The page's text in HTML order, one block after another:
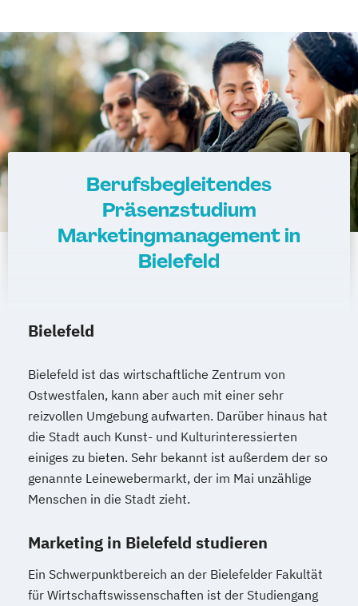
Berufsbegleitendes
Präsenzstudium
Marketingmanagement in
Bielefeld
Bielefeld
Bielefeld ist das wirtschaftliche Zentrum von
Ostwestfalen, kann aber auch mit einer sehr
reizvollen Umgebung aufwarten. Darüber hinaus hat
die Stadt auch Kunst- und Kulturinteressierten
einiges zu bieten. Sehr bekannt ist außerdem der so
genannte Leinewebermarkt, der im Mai unzählige
Menschen in die Stadt zieht.
Marketing in Bielefeld studieren
Ein Schwerpunktbereich an der Bielefelder Fakultät
für Wirtschaftswissenschaften ist der Studiengang